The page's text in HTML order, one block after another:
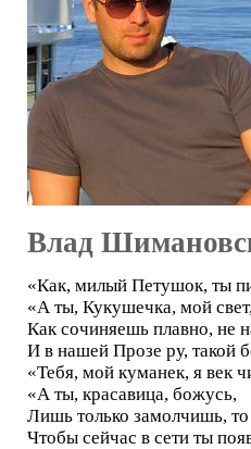
Влад
«Как, милый Петушок, ты
«А ты, Кукушечка, мой
Как сочиняешь плавно, не
И в нашей Прозе ру, такой
«Тебя, мой куманек, я век
«А ты, красавица, божусь,
Лишь только замолчишь,
Чтобы сейчас в сети ты